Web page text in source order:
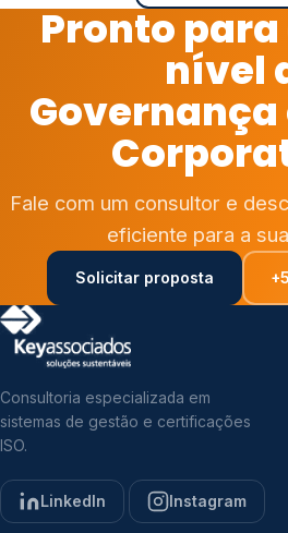
Pronto
nível
Governança
Fale com um consultor e
eficiente para a
Solicitar proposta
Consultoria especializada em
sistemas de gestão e certificações
ISO.
LinkedIn Instagram